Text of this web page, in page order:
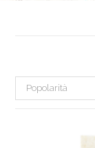
Popolarità